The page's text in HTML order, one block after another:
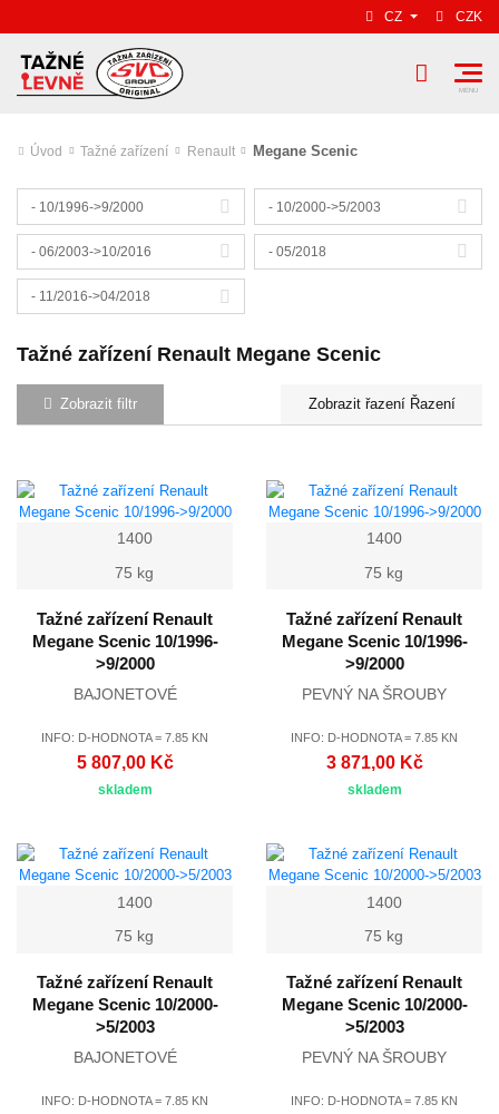
CZ CZK
Úvod Tažné zařízení Renault Megane Scenic
- 10/1996->9/2000 - 10/2000->5/2003
- 06/2003->10/2016 - 05/2018
- 11/2016->04/2018
Tažné zařízení Renault Megane Scenic
Zobrazit filtr Řazení
1400
75 kg
Tažné zařízení Renault
Megane Scenic 10/1996-
>9/2000
BAJONETOVÉ
INFO: D-HODNOTA = 7.85 KN
5 807,00 Kč
skladem
1400
75 kg
Tažné zařízení Renault
Megane Scenic 10/1996-
>9/2000
PEVNÝ NA ŠROUBY
INFO: D-HODNOTA = 7.85 KN
3 871,00 Kč
skladem
1400
75 kg
Tažné zařízení Renault
Megane Scenic 10/2000-
>5/2003
BAJONETOVÉ
INFO: D-HODNOTA = 7.85 KN
1400
75 kg
Tažné zařízení Renault
Megane Scenic 10/2000-
>5/2003
PEVNÝ NA ŠROUBY
INFO: D-HODNOTA = 7.85 KN